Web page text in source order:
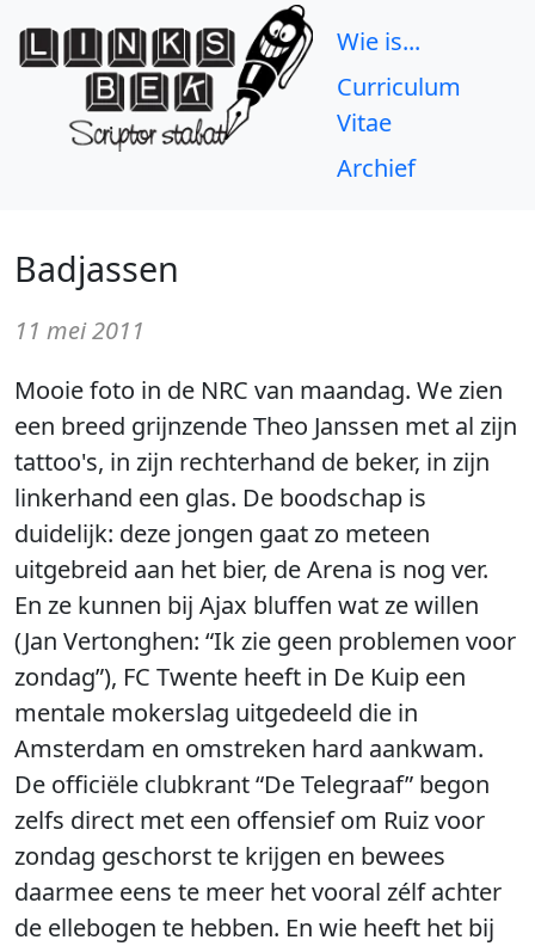
Wie is...
Curriculum
Vitae
Archief
Badjassen
11 mei 2011
Mooie foto in de NRC van maandag. We zien
een breed grijnzende Theo Janssen met al zijn
tattoo's, in zijn rechterhand de beker, in zijn
linkerhand een glas. De boodschap is
duidelijk: deze jongen gaat zo meteen
uitgebreid aan het bier, de Arena is nog ver.
En ze kunnen bij Ajax bluffen wat ze willen
(Jan Vertonghen: “Ik zie geen problemen voor
zondag”), FC Twente heeft in De Kuip een
mentale mokerslag uitgedeeld die in
Amsterdam en omstreken hard aankwam.
De officiële clubkrant “De Telegraaf” begon
zelfs direct met een offensief om Ruiz voor
zondag geschorst te krijgen en bewees
daarmee eens te meer het vooral zélf achter
de ellebogen te hebben. En wie heeft het bij